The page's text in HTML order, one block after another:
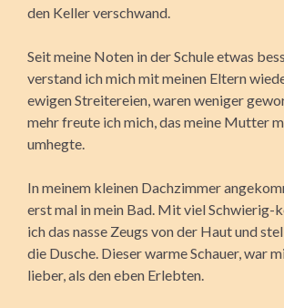
den Keller verschwand.
Seit meine Noten in der Schule etwas
verstand ich mich mit meinen Eltern
ewigen Streitereien, waren weniger
mehr freute ich mich, das meine Mutter
umhegte.
In meinem kleinen Dachzimmer
erst mal in mein Bad. Mit viel Schwierig-
ich das nasse Zeugs von der Haut und
die Dusche. Dieser warme Schauer, war
lieber, als den eben Erlebten.